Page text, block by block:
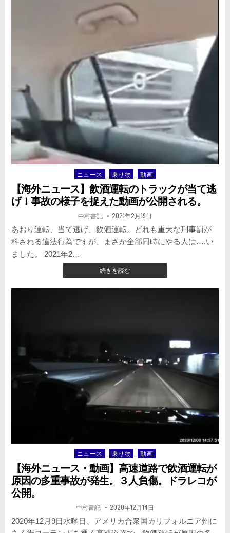
ー
が
ー
運
転
の
車
が
路
に
停
パ
ト
カ
ー
突
っ
込
む。
画
が
公
Posted
in
ニュース 乗り物 動画
【海外ニュース】飲酒運転のトラックが当て逃
げ！事故の様子を捉えた動画が公開される。
著
者:
中村書記 掲
載
日：
2021年2月19日
あおり運転、当て逃げ、飲酒運転。どれも重大な刑事罰が
科される違法行為ですが、まさか全部同時にやる人は….い
ました。 2021年2…
続きを読む【海
外
ニ
転
の
ト
ッ
ク
逃
げ！
事
故
の
子
捉
Posted
in
ニュース 乗り物 動画
【海外ニュース・動画】高速道路で飲酒運転が
原因の多重事故が発生。３人負傷。ドラレコが
公開。
著
者:
中村書記 掲
載
日：
2020年12月14日
2020年12月9日水曜日、アメリカ合衆国カリフォルニア州に